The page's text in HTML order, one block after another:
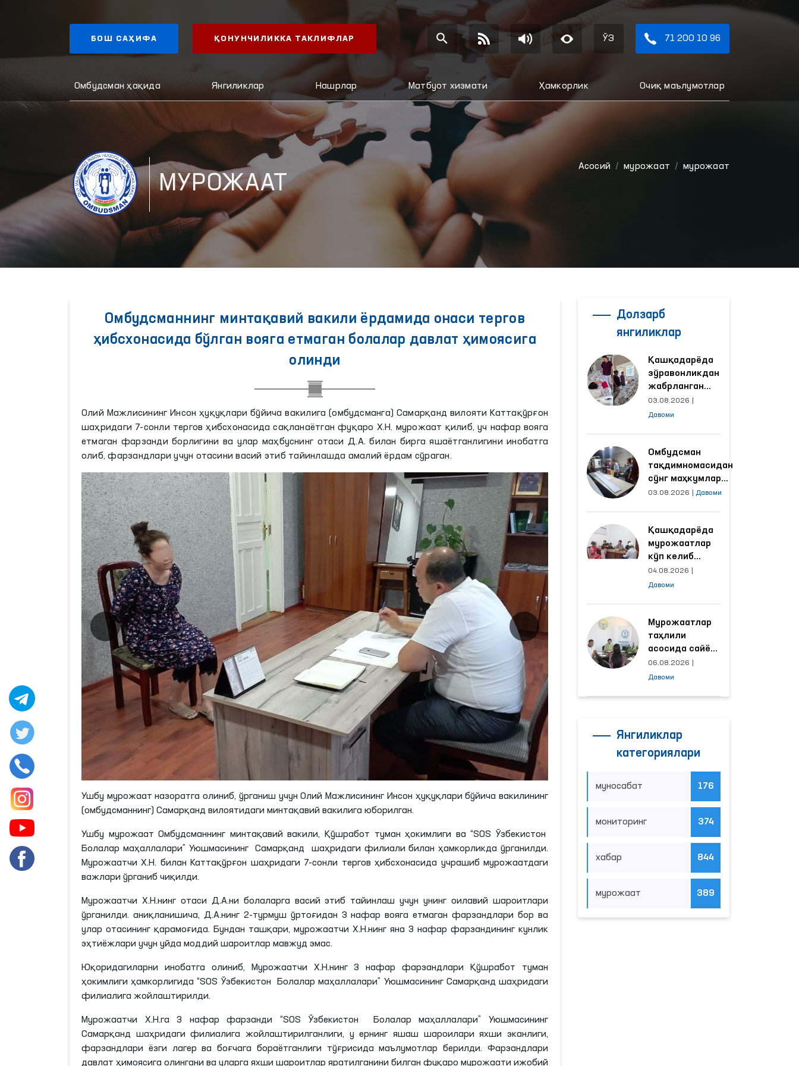
БОШ САҲИФА ҚОНУНЧИЛИККА ТАКЛИФЛАР ЎЗ 71 200 10 96
Омбудсман ҳақида Янгиликлар Нашрлар Матбуот хизмати Ҳамкорлик Очиқ маълумотлар
МУРОЖААТ
Aсосий мурожаат мурожаат
Омбудсманнинг минтақавий вакили ёрдамида онаси тергов
ҳибсхонасида бўлган вояга етмаган болалар давлат ҳимоясига
олинди
Олий Мажлисининг Инсон ҳуқуқлари бўйича вакилига (омбудсманга) Самарқанд вилояти Каттақўрғон
шаҳридаги 7-сонли тергов ҳибсхонасида сақланаётган фуқаро Х.Н. мурожаат қилиб, уч нафар вояга
етмаган фарзанди борлигини ва улар маҳбуснинг отаси Д.А. билан бирга яшаётганлигини инобатга
олиб, фарзандлари учун отасини васий этиб тайинлашда амалий ёрдам сўраган.
Ушбу мурожаат назоратга олиниб, ўрганиш учун Олий Мажлисининг Инсон ҳуқуқлари бўйича вакилининг
(омбудсманнинг) Самарқанд вилоятидаги минтақавий вакилига юборилган.
Ушбу мурожаат Омбудсманнинг минтақавий вакили, Қўшработ туман ҳокимлиги ва “SOS Ўзбекистон
Болалар маҳаллалари” Уюшмасининг Самарқанд шаҳридаги филиали билан ҳамкорликда ўрганилди.
МурожаатчиХ.Н. билан Каттақўрғон шаҳридаги 7-сонли тергов ҳибсхонасида учрашиб мурожаатдаги
важлари ўрганиб чиқилди.
Мурожаатчи Х.Н.нинготаси Д.А.ни болаларга васий этиб тайинлаш учун унинг оилавий шароитлари
ўрганилди. аниқланишича, Д.А.нинг2-турмуш ўртоғидан 3 нафарвояга етмаган фарзандлари бор ва
улар отасининг қарамоғида. Бундан ташқари, мурожаатчи Х.Н.нинг яна 3 нафар фарзандининг кунлик
эҳтиёжлари учун уйда моддий шароитлар мавжуд эмас.
Юқоридагиларни инобатга олиниб, Мурожаатчи Х.Н.нинг3 нафар фарзандлариҚўшработ туман
ҳокимлиги ҳамкорлигида “SOS Ўзбекистон Болалар маҳаллалари” Уюшмасининг Самарқанд шаҳридаги
филиалига жойлаштирилди.
Мурожаатчи Х.Н.га 3 нафар фарзанди “SOS Ўзбекистон Болалар маҳаллалари” Уюшмасининг
Самарқанд шаҳридаги филиалига жойлаштирилганлиги, у ернинг яшаш шароилари яхшиэканлиги,
фарзандлари ёзги лагер ва боғчага бораётганлиги тўғрисида маълумотлар берилди. Фарзандлари
давлат ҳимоясига олингани ва уларга яхши шароитлар яратилганини билган фуқаро мурожаати ижобий
Долзарб
янгиликлар
Қашқадарёда
зўравонликдан
жабрланган
аёлнинг ҳолати
Омбудсман
03.08.2026
Давоми
Омбудсман
тақдимномасидан
сўнг маҳкумлар
меҳнат қилаётган
яхшиланди
03.08.2026 Давоми
Қашқадарёда
мурожаатлар
кўп келиб
тушаётган
ҳудудлар
ишлаш йўлга
қўйилди
04.08.2026
Давоми
Мурожаатлар
таҳлили
асосида сайёр
қабул
ўтказиладиган
06.08.2026
Давоми
Янгиликлар
категориялари
муносабат 176
мониторинг 374
хабар 844
мурожаат 389